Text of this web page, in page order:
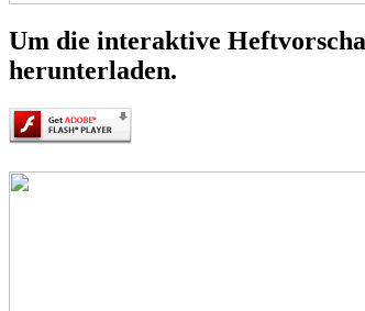
Um die interaktive
herunterladen.